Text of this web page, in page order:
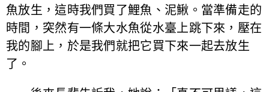
魚放生，這時我們買了鯉魚、泥鰍。當準備走的
時間，突然有一條大水魚從水臺上跳下來，壓在
我的腳上，於是我們就把它買下來一起去放生
了。